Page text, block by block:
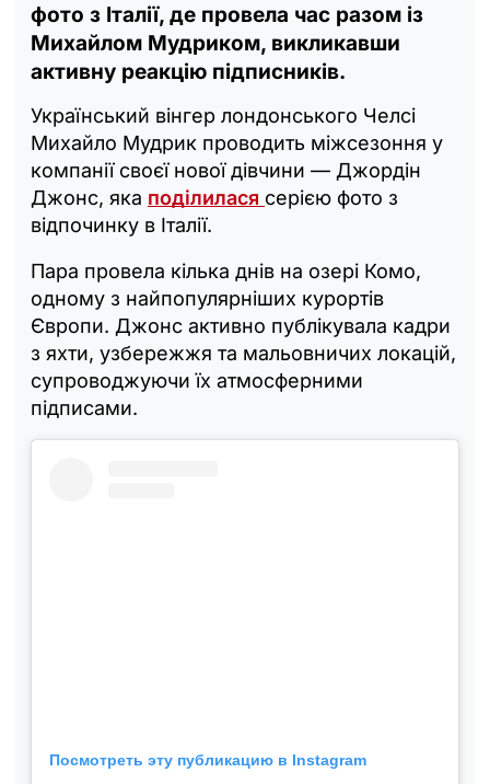
фото з Італії, де провела час разом із
Михайлом Мудриком, викликавши
активну реакцію підписників.
Український вінгер лондонського Челсі
Михайло Мудрик проводить міжсезоння у
компанії своєї нової дівчини — Джордін
Джонс, яка поділилася серією фото з
відпочинку в Італії.
Пара провела кілька днів на озері Комо,
одному з найпопулярніших курортів
Європи. Джонс активно публікувала кадри
з яхти, узбережжя та мальовничих локацій,
супроводжуючи їх атмосферними
підписами.
Посмотреть эту публикацию в Instagram